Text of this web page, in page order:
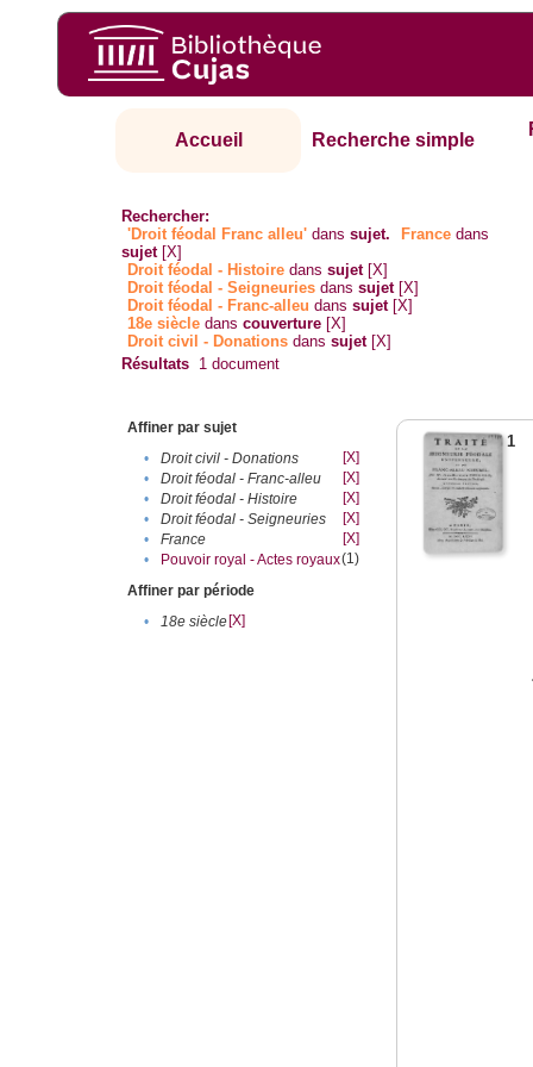
Accueil Recherche simple
Rechercher:
'Droit féodal Franc alleu' danssujet. France dans
sujet [X]
Droit féodal - Histoire danssujet [X]
Droit féodal - Seigneuries danssujet [X]
Droit féodal - Franc-alleu‎ danssujet [X]
18e siècle danscouverture [X]
Droit civil - Donations danssujet [X]
Résultats 1 document
Affiner par sujet
•
Droit civil - Donations
[X]
•
Droit féodal - Franc-alleu‎
[X]
•
Droit féodal - Histoire
[X]
•
Droit féodal - Seigneuries
[X]
•
France
[X]
•
Pouvoir royal - Actes royaux(1)
Affiner par période
•
18e siècle[X]
1